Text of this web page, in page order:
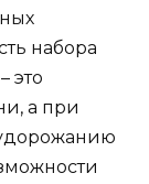
набора
это
а при